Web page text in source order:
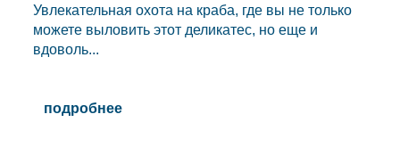
Увлекательная охота на краба, где вы не только
можете выловить этот деликатес, но еще и
вдоволь...
подробнее